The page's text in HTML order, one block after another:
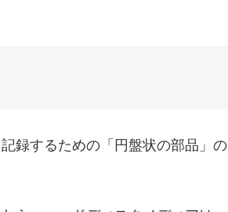
録するための「円盤状の部品」の